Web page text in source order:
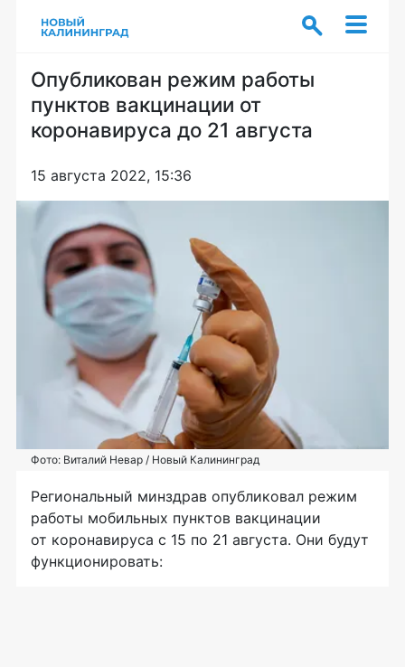
Опубликован режим работы
пунктов вакцинации от
коронавируса до 21 августа
15 августа 2022, 15:36
Фото: Виталий Невар / Новый Калининград
Региональный минздрав опубликовал режим
работы мобильных пунктов вакцинации
от коронавируса с 15 по 21 августа. Они будут
функционировать: